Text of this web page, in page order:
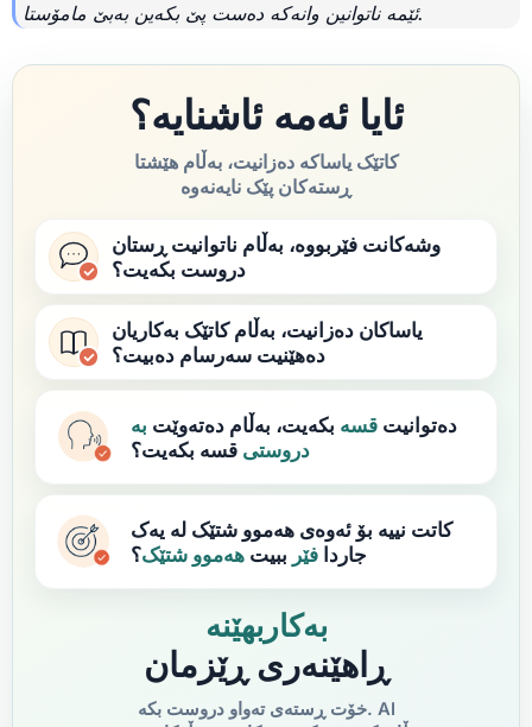
ئێمە ناتوانین وانەکە دەست پێ بکەین بەبێ مامۆستا.
ئایا ئەمە ئاشنایە؟
کاتێک یاساکە دەزانیت، بەڵام هێشتا
ڕستەکان پێک نایەنەوە
وشەکانت فێربووە، بەڵام ناتوانیت ڕستان
دروست بکەیت؟
یاساکان دەزانیت، بەڵام کاتێک بەکاریان
دەهێنیت سەرسام دەبیت؟
دەتوانیت قسە بکەیت، بەڵام دەتەوێت بە
دروستی قسە بکەیت؟
کاتت نییە بۆ ئەوەی هەموو شتێک لە یەک
جاردا فێر ببیت هەموو شتێک؟
بەکاربهێنە
ڕاهێنەری ڕێزمان
خۆت ڕستەی تەواو دروست بکە. AI